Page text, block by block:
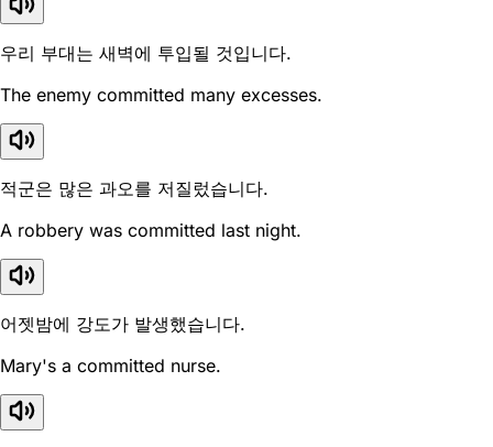
우리 부대는 새벽에 투입될 것입니다.
The enemy committed many excesses.
적군은 많은 과오를 저질렀습니다.
A robbery was committed last night.
어젯밤에 강도가 발생했습니다.
Mary's a committed nurse.